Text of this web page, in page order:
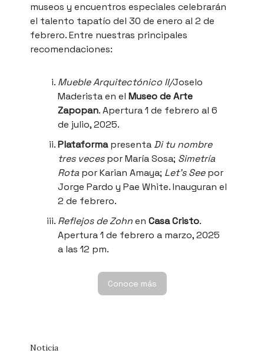
museos y encuentros especiales celebrarán
el talento tapatío del 30 de enero al 2 de
febrero. Entre nuestras principales
recomendaciones:
Mueble Arquitectónico II/Joselo
Maderista en el Museo de Arte
Zapopan. Apertura 1 de febrero al 6
de julio, 2025.
PlataformapresentaDi tu nombre
tres vecespor María Sosa; Simetría
Rota por Karian Amaya; Let’s Seepor
Jorge Pardo y Pae White. Inauguran el
2 de febrero.
Reflejos de Zohnen Casa Cristo.
Apertura 1 de febrero a marzo, 2025
a las 12 pm.
Conoce más
Noticia